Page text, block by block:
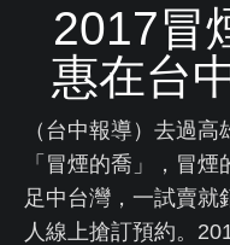
外燴系列
新聞中心
連絡我們
2017冒
惠在台
（台中報導）去過
「冒煙的喬」，冒
足中台灣，一試賣就
人線上搶訂預約。